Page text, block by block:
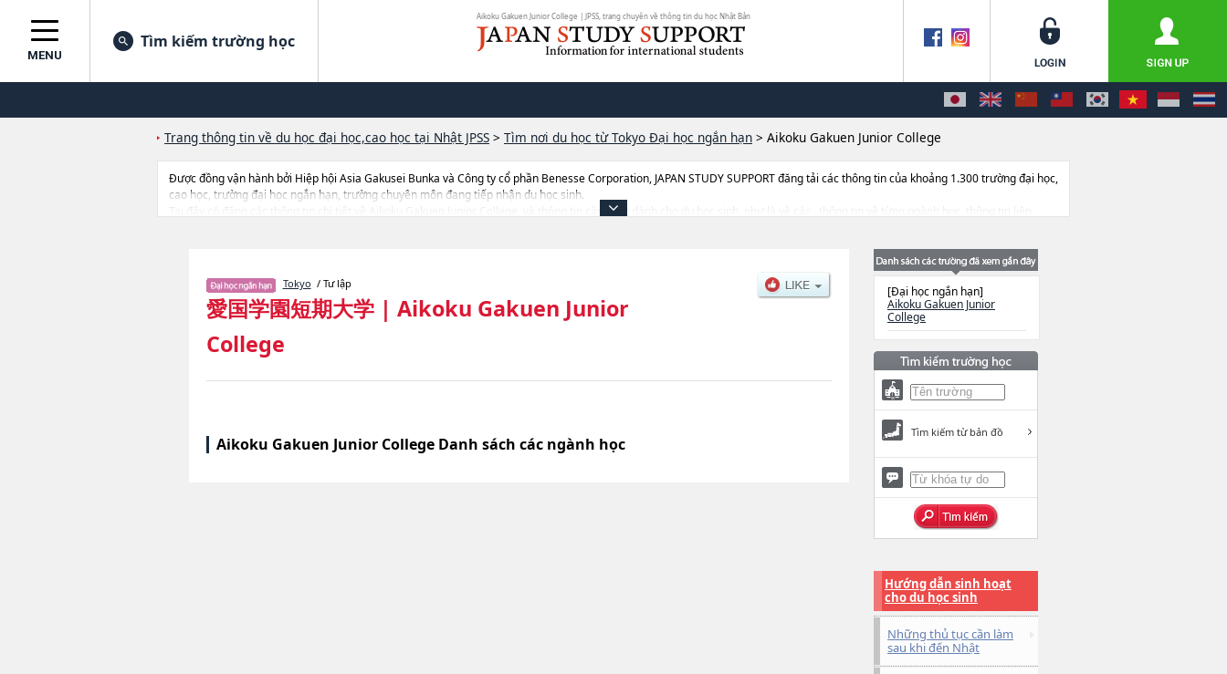
Aikoku Gakuen Junior College | JPSS, trang chuyên về thông tin du học Nhật Bản
MENU
Tìm kiếm trường học
Trang thông tin về du học đại học,cao học tại Nhật JPSS > Tìm nơi du học từ Tokyo Đại học ngắn hạn > Aikoku Gakuen Junior College
Được đồng vận hành bởi Hiệp hội Asia Gakusei Bunka và Công ty cổ phần Benesse Corporation, JAPAN STUDY SUPPORT đăng tải các thông tin của khoảng 1.300 trường đại học,
cao học, trường đại học ngắn hạn, trường chuyên môn đang tiếp nhận du học sinh.
Tại đây có đăng các thông tin chi tiết về Aikoku Gakuen Junior College, và thông tin cần thiết dành cho du học sinh, như là về các , thông tin về từng ngành học, thông tin liên
Tokyo / Tư lập
愛国学園短期大学 | Aikoku Gakuen Junior
College
Aikoku Gakuen Junior College Danh sách các ngành học
[Đại học ngắn hạn]
Aikoku Gakuen Junior
College
Tìm kiếm từ bản đồ
Hướng dẫn sinh hoạt
cho du học sinh
Những thủ tục cần làm
sau khi đến Nhật